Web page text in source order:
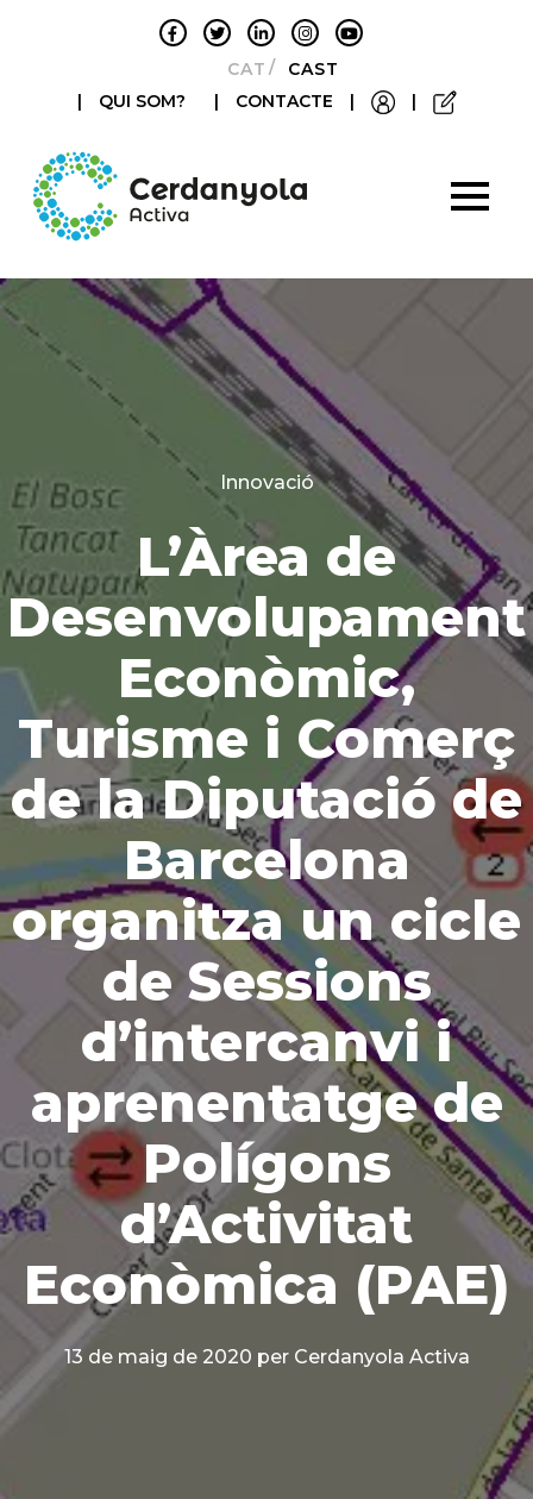
CATALÀCASTELLANO
|
QUI SOM? | CONTACTE | |
Categories
Innovació
L’Àrea de
Desenvolupament
Econòmic,
Turisme i Comerç
de la Diputació de
Barcelona
organitza un cicle
de Sessions
d’intercanvi i
aprenentatge de
Polígons
d’Activitat
Econòmica (PAE)
13 de maig de 2020 per Cerdanyola Activa